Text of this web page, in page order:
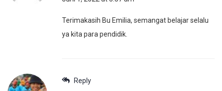
Terimakasih Bu Emilia, semangat belajar selalu
ya kita para pendidik.
Reply